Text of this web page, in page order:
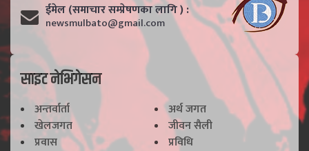
ईमेल (समाचार सम्प्रेषणका लागि ) :
newsmulbato@gmail.com
साइट नेभिगेसन
अन्तर्वार्ता
अर्थ जगत
खेलजगत
जीवन सैली
प्रवास
प्रविधि